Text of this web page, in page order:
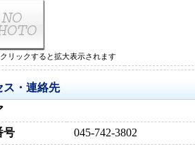
リックすると拡大表示されます
ス・連絡先
号
045-742-3802